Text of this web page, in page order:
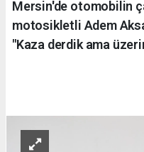
Mersin'de otomobilin
motosikletli Adem
"Kaza derdik ama